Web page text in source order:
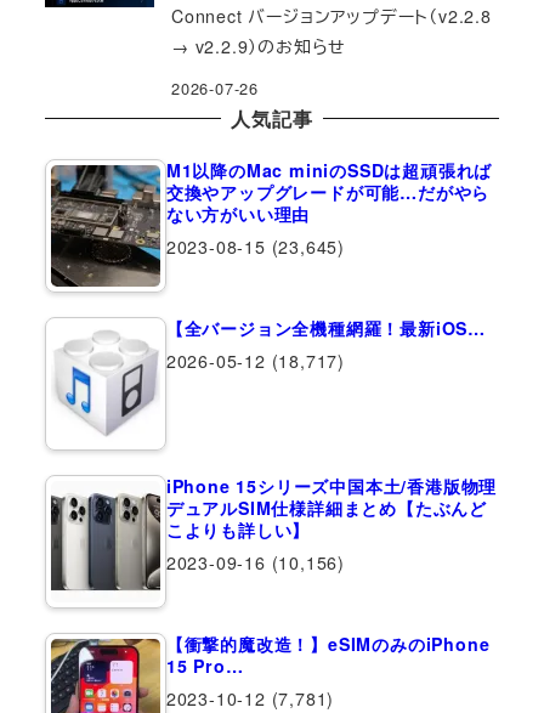
Connect バージョンアップデート（v2.2.8
→ v2.2.9）のお知らせ
2026-07-26
人気記事
M1以降のMac miniのSSDは超頑張れば
交換やアップグレードが可能…だがやら
ない方がいい理由
2023-08-15 (23,645)
【全バージョン全機種網羅！最新iOS…
2026-05-12 (18,717)
iPhone 15シリーズ中国本土/香港版物理
デュアルSIM仕様詳細まとめ【たぶんど
こよりも詳しい】
2023-09-16 (10,156)
【衝撃的魔改造！】eSIMのみのiPhone
15 Pro…
2023-10-12 (7,781)